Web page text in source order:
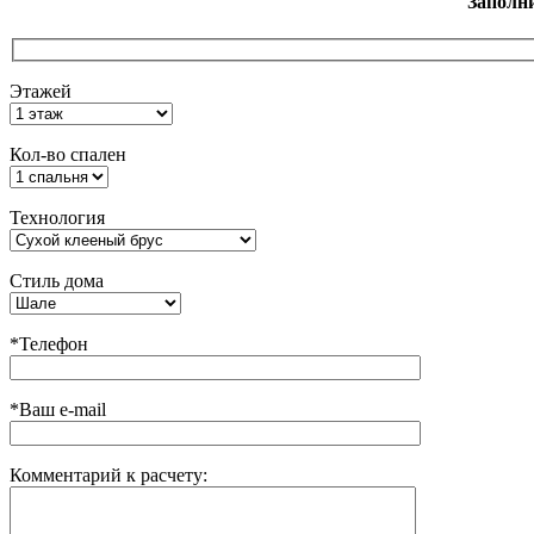
Этажей
Кол-во спален
Технология
Стиль дома
*Телефон
*Ваш e-mail
Комментарий к расчету: